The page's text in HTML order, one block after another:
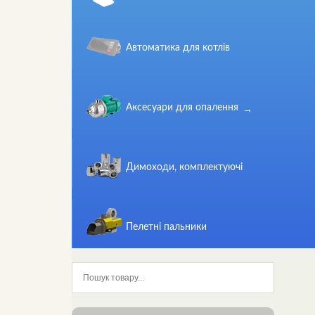
Автоматика для котлів
Аксесуари для опалення
Димоходи, комплектуючі
Пелетні пальники